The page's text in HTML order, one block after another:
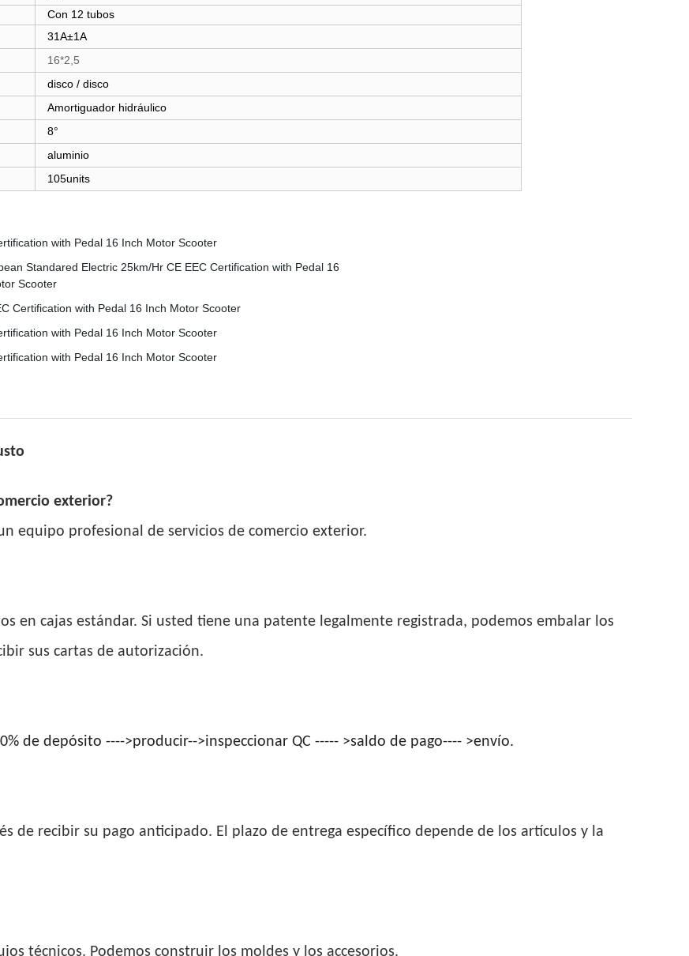
Con 12 tubos
31A±1A
16*2,5
disco / disco
Amortiguador hidráulico
8°
aluminio
105units
exterior?
equipo profesional de servicios de comercio exterior.
en cajas estándar. Si usted tiene una patente legalmente registrada, podemos embalar los
sus cartas de autorización.
de depósito ---->producir-->inspeccionar QC ----- >saldo de pago---- >envío.
de recibir su pago anticipado. El plazo de entrega específico depende de los artículos y la
técnicos. Podemos construir los moldes y los accesorios.